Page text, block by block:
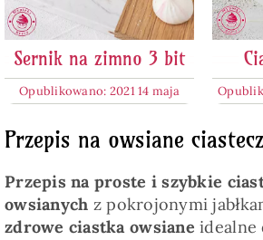
Sernik na zimno 3 bit
Opublikowano: 2021 14 maja
Przepis na owsiane
Przepis na proste i szybkie
owsianych z pokrojonymi
zdrowe ciastka owsiane idealne